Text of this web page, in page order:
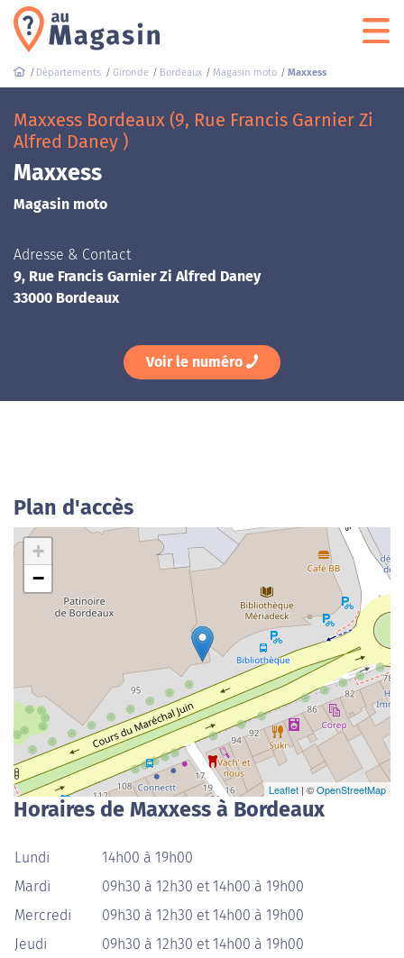
Départements Gironde Bordeaux Magasin moto Maxxess
Maxxess Bordeaux (9, Rue Francis Garnier Zi
Alfred Daney )
Maxxess
Magasin moto
Adresse & Contact
9, Rue Francis Garnier Zi Alfred Daney
33000 Bordeaux
Voir le numéro
Plan d'accès
+
−
Leaflet | ©OpenStreetMap
Horaires de Maxxess à Bordeaux
Lundi
14h00 à 19h00
Mardi
09h30 à 12h30 et 14h00 à 19h00
Mercredi
09h30 à 12h30 et 14h00 à 19h00
Jeudi
09h30 à 12h30 et 14h00 à 19h00